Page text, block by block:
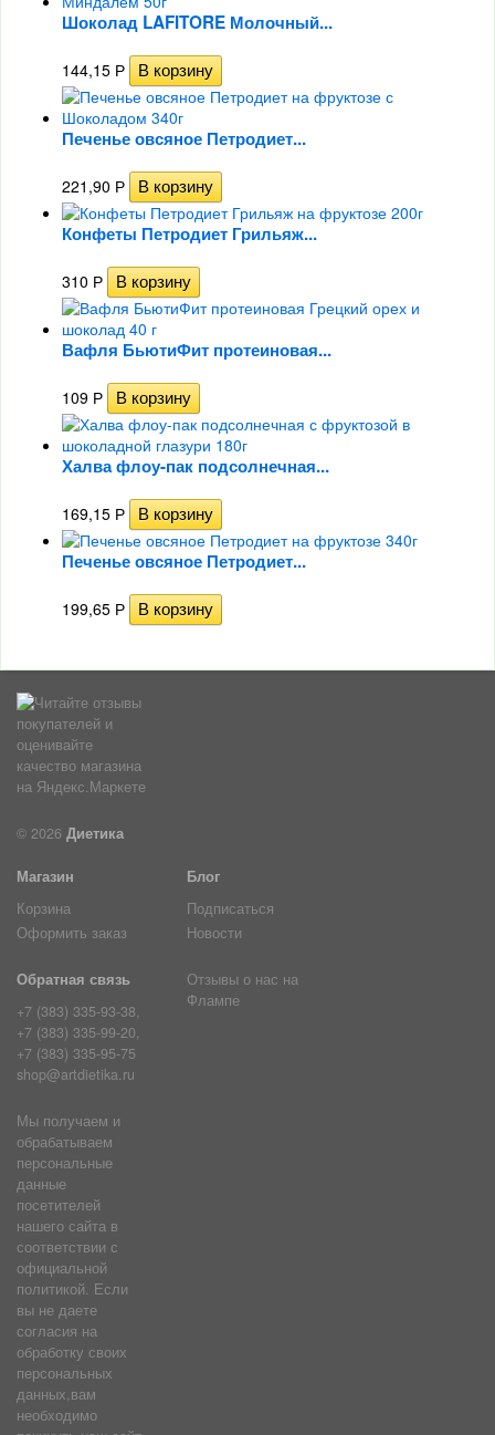
Шоколад LAFITORE Молочный...
144,15 Р
Печенье овсяное Петродиет...
221,90 Р
Конфеты Петродиет Грильяж...
310 Р
Вафля БьютиФит протеиновая...
109 Р
Халва флоу-пак подсолнечная...
169,15 Р
Печенье овсяное Петродиет...
199,65 Р
© 2026 Диетика
Магазин
Корзина
Оформить заказ
Блог
Подписаться
Новости
Обратная связь
+7 (383) 335-93-38,
+7 (383) 335-99-20,
+7 (383) 335-95-75
shop@artdietika.ru
Отзывы о нас на
Флампе
Мы получаем и
обрабатываем
персональные
данные
посетителей
нашего сайта в
соответствии с
официальной
политикой. Если
вы не даете
согласия на
обработку своих
персональных
данных,вам
необходимо